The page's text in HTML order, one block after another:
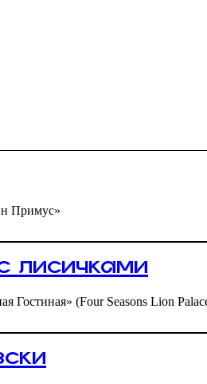
Примус»
лисичками
(Four Seasons Lion